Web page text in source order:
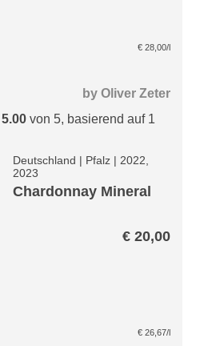
€ 28,00/l
byOliver Zeter
5.00von 5, basierend auf 1
Deutschland | Pfalz |2022,
2023
Chardonnay Mineral
€ 20,00
€ 26,67/l